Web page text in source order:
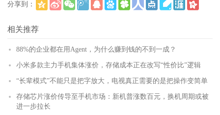
分享到：
相关推荐
88%的企业都在用Agent，为什么赚到钱的不到一成？
小米多款主力手机集体涨价，存储成本正在改写“性价比”逻辑
“长辈模式”不能只是把字放大，电视真正需要的是把操作变简单
存储芯片涨价传导至手机市场：新机普涨数百元，换机周期或被
进一步拉长